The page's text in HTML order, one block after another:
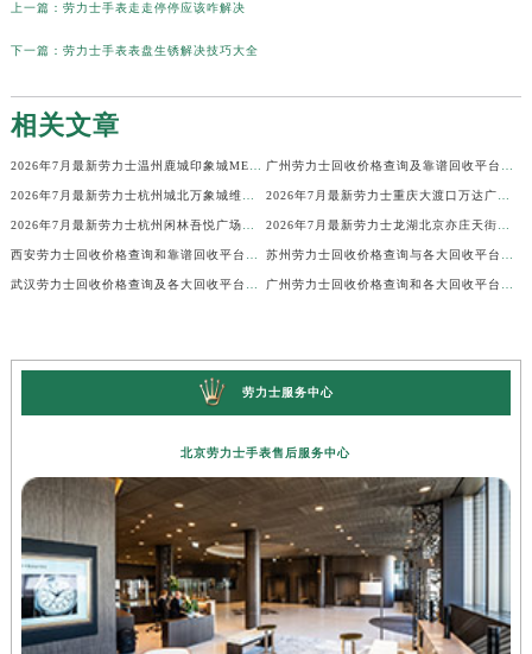
上一篇： 劳力士手表走走停停应该咋解决
下一篇： 劳力士手表表盘生锈解决技巧大全
相关文章
劳力士服务中心
北京劳力士手表售后服务中心